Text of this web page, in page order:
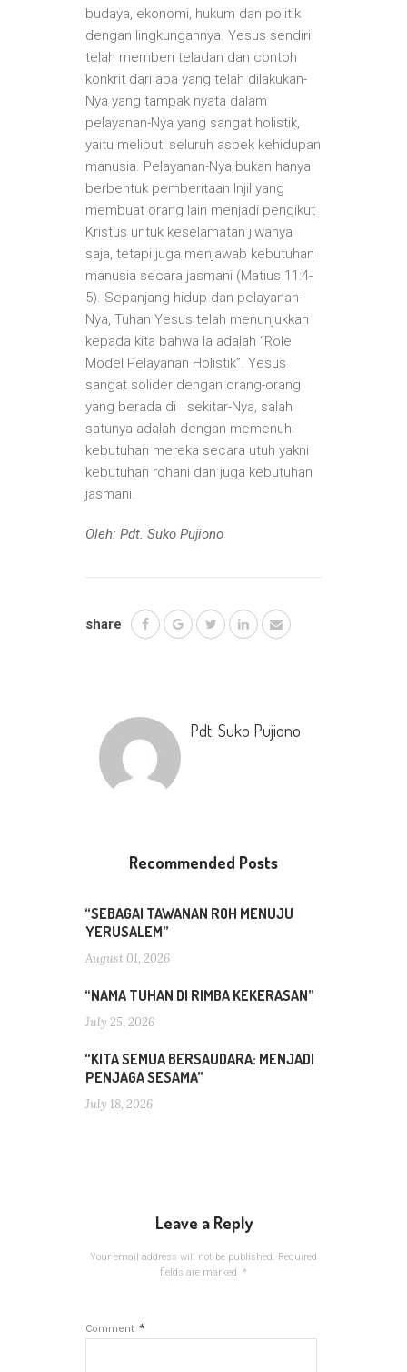
budaya, ekonomi, hukum dan politik
dengan lingkungannya. Yesus sendiri
telah memberi teladan dan contoh
konkrit dari apa yang telah dilakukan-
Nya yang tampak nyata dalam
pelayanan-Nya yang sangat holistik,
yaitu meliputi seluruh aspek kehidupan
manusia. Pelayanan-Nya bukan hanya
berbentuk pemberitaan Injil yang
membuat orang lain menjadi pengikut
Kristus untuk keselamatan jiwanya
saja, tetapi juga menjawab kebutuhan
manusia secara jasmani (Matius 11:4-
5). Sepanjang hidup dan pelayanan-
Nya, Tuhan Yesus telah menunjukkan
kepada kita bahwa Ia adalah “Role
Model Pelayanan Holistik”. Yesus
sangat solider dengan orang-orang
yang berada di sekitar-Nya, salah
satunya adalah dengan memenuhi
kebutuhan mereka secara utuh yakni
kebutuhan rohani dan juga kebutuhan
jasmani.
Oleh: Pdt. Suko Pujiono
share
Pdt. Suko Pujiono
Recommended Posts
“SEBAGAI TAWANAN ROH MENUJU
YERUSALEM”
August 01, 2026
“NAMA TUHAN DI RIMBA KEKERASAN”
July 25, 2026
“KITA SEMUA BERSAUDARA: MENJADI
PENJAGA SESAMA”
July 18, 2026
Leave a Reply
Your email address will not be published. Required
fields are marked *
Comment *